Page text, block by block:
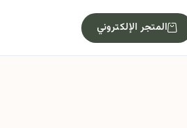
المتجر الإلكتروني